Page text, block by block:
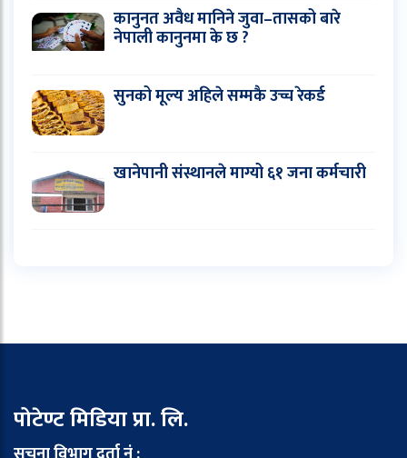
कानुनत अवैध मानिने जुवा–तासको बारे
नेपाली कानुनमा के छ ?
सुनको मूल्य अहिले सम्मकै उच्च रेकर्ड
खानेपानी संस्थानले माग्यो ६१ जना कर्मचारी
पोटेण्ट मिडिया प्रा. लि.